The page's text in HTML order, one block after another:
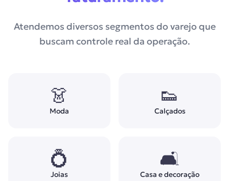
Atendemos diversos segmentos do varejo que
buscam controle real da operação.
👗
Moda
👟
Calçados
💍
Joias
🛋
Casa e decoração